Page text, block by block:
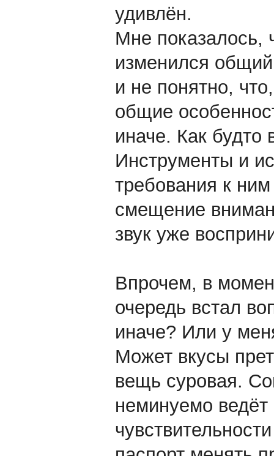
удивлён.
Мне показалось,
изменился общий
и не понятно,
общие
иначе. Как будто
Инструменты и
требования к
смещение
звук уже
Впрочем, в
очередь встал
иначе? Или у
Может вкусы
вещь суровая.
неминуемо ведёт